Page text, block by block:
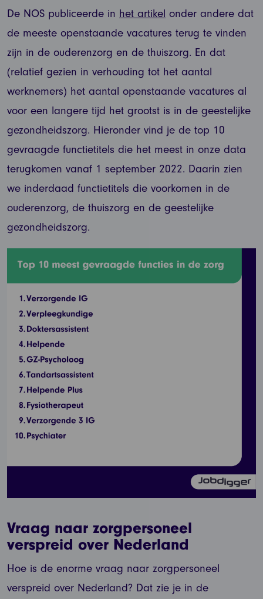
De NOS publiceerde in het artikel onder andere dat
de meeste openstaande vacatures terug te vinden
zijn in de ouderenzorg en de thuiszorg. En dat
(relatief gezien in verhouding tot het aantal
werknemers) het aantal openstaande vacatures al
voor een langere tijd het grootst is in de geestelijke
gezondheidszorg. Hieronder vind je de top 10
gevraagde functietitels die het meest in onze data
terugkomen vanaf 1 september 2022. Daarin zien
we inderdaad functietitels die voorkomen in de
ouderenzorg, de thuiszorg en de geestelijke
gezondheidszorg.
Vraag naar zorgpersoneel
verspreid over Nederland
Hoe is de enorme vraag naar zorgpersoneel
verspreid over Nederland? Dat zie je in de